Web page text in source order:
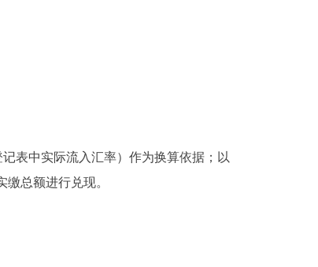
表中实际流入汇率）作为换算依据；以
总额进行兑现。